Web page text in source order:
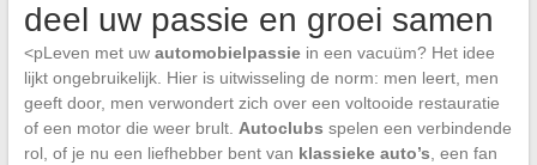
deel uw passie en groei samen
<pLeven met uw automobielpassiein een vacuüm? Het idee
lijkt ongebruikelijk. Hier is uitwisseling de norm: men leert, men
geeft door, men verwondert zich over een voltooide restauratie
of een motor die weer brult. Autoclubs spelen een verbindende
rol, of je nu een liefhebber bent van klassieke auto’s , een fan